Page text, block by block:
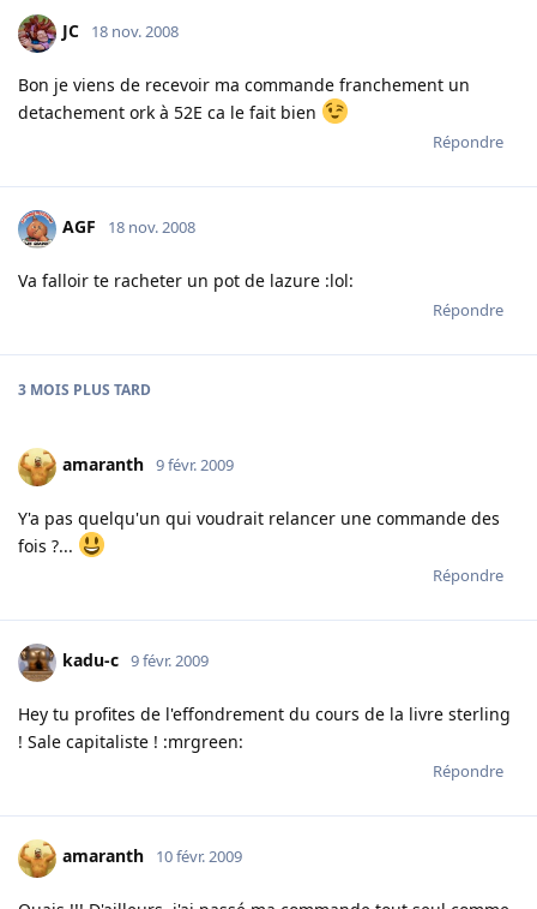
JC 18 nov. 2008
Bon je viens de recevoir ma commande franchement un
detachement ork à 52E ca le fait bien
Répondre
AGF 18 nov. 2008
Va falloir te racheter un pot de lazure :lol:
Répondre
3 MOIS PLUS TARD
amaranth 9 févr. 2009
Y'a pas quelqu'un qui voudrait relancer une commande des
fois ?...
Répondre
kadu-c 9 févr. 2009
Hey tu profites de l'effondrement du cours de la livre sterling
! Sale capitaliste ! :mrgreen:
Répondre
amaranth 10 févr. 2009